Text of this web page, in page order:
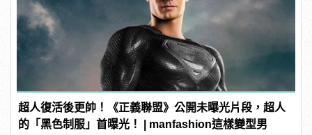
超人復活後更帥！《正義聯盟》公開未曝光片段，超人
的「黑色制服」首曝光！ | manfashion這樣變型男